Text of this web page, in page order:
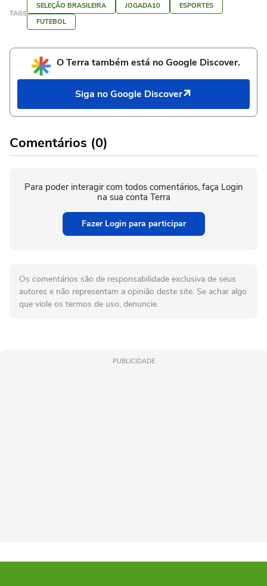
TAGS
SELEÇÃO BRASILEIRA JOGADA10
ESPORTES
FUTEBOL
O Terra também está no Google Discover.
Siga no Google Discover
Comentários (0)
Para poder interagir com todos comentários, faça Login
na sua conta Terra
Fazer Login para participar
Os comentários são de responsabilidade exclusiva de seus
autores e não representam a opinião deste site. Se achar algo
que viole os termos de uso, denuncie.
PUBLICIDADE